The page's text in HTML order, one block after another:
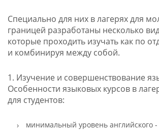
Специально для них в лагерях для
границей разработаны несколько
которые проходить изучать как по
и комбинируя между собой.
1. Изучение и совершенствование
Особенности языковых курсов в
для студентов:
минимальный уровень английского